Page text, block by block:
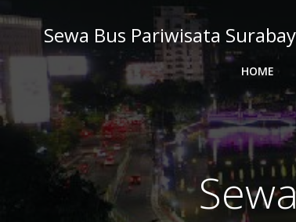
to
Sewa Bus Pariwisata
HOME